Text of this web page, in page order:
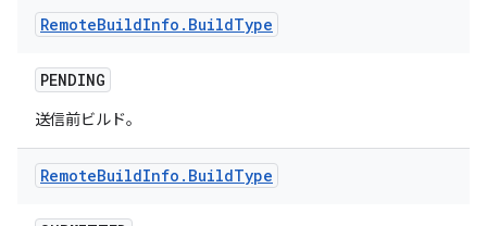
RemoteBuildInfo . BuildType
PENDING
送信前ビルド。
RemoteBuildInfo . BuildType